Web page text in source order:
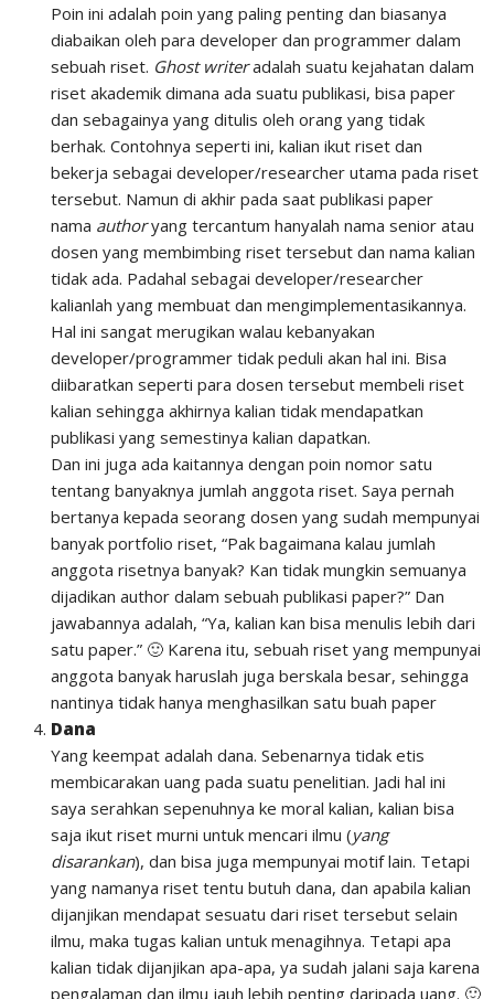
Poin ini adalah poin yang paling penting dan biasanya
diabaikan oleh para developer dan programmer dalam
sebuah riset. Ghost writeradalah suatu kejahatan dalam
riset akademik dimana ada suatu publikasi, bisa paper
dan sebagainya yang ditulis oleh orang yang tidak
berhak. Contohnya seperti ini, kalian ikut riset dan
bekerja sebagai developer/researcher utama pada riset
tersebut. Namun di akhir pada saat publikasi paper
nama authoryang tercantum hanyalah nama senior atau
dosen yang membimbing riset tersebut dan nama kalian
tidak ada. Padahal sebagai developer/researcher
kalianlah yang membuat dan mengimplementasikannya.
Hal ini sangat merugikan walau kebanyakan
developer/programmer tidak peduli akan hal ini. Bisa
diibaratkan seperti para dosen tersebut membeli riset
kalian sehingga akhirnya kalian tidak mendapatkan
publikasi yang semestinya kalian dapatkan.
Dan ini juga ada kaitannya dengan poin nomor satu
tentang banyaknya jumlah anggota riset. Saya pernah
bertanya kepada seorang dosen yang sudah mempunyai
banyak portfolio riset, “Pak bagaimana kalau jumlah
anggota risetnya banyak? Kan tidak mungkin semuanya
dijadikan author dalam sebuah publikasi paper?” Dan
jawabannya adalah, “Ya, kalian kan bisa menulis lebih dari
satu paper.” 🙂 Karena itu, sebuah riset yang mempunyai
anggota banyak haruslah juga berskala besar, sehingga
nantinya tidak hanya menghasilkan satu buah paper
Dana
Yang keempat adalah dana. Sebenarnya tidak etis
membicarakan uang pada suatu penelitian. Jadi hal ini
saya serahkan sepenuhnya ke moral kalian, kalian bisa
saja ikut riset murni untuk mencari ilmu (yang
disarankan), dan bisa juga mempunyai motif lain. Tetapi
yang namanya riset tentu butuh dana, dan apabila kalian
dijanjikan mendapat sesuatu dari riset tersebut selain
ilmu, maka tugas kalian untuk menagihnya. Tetapi apa
kalian tidak dijanjikan apa-apa, ya sudah jalani saja karena
pengalaman dan ilmu jauh lebih penting daripada uang. 🙂